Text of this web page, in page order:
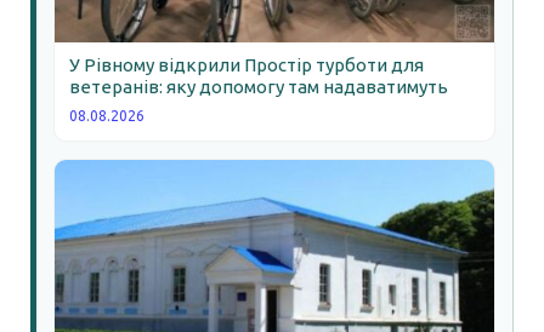
У Рівному відкрили Простір турботи для
ветеранів: яку допомогу там надаватимуть
08.08.2026